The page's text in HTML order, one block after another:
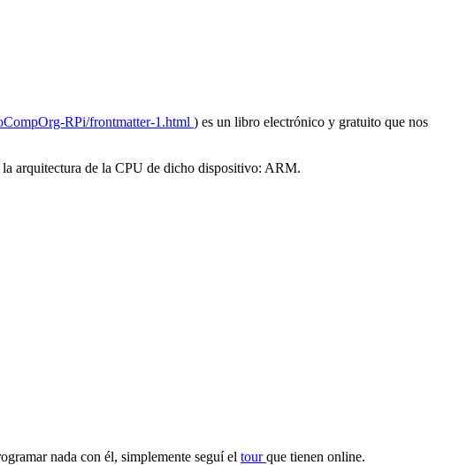
RPi/frontmatter-1.html ) es un libro electrónico y gratuito que nos
la arquitectura de la CPU de dicho dispositivo: ARM.
nada con él, simplemente seguí el tourque tienen online.